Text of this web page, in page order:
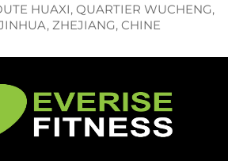
HUAXI, QUARTIER WUCHENG,
ZHEJIANG, CHINE